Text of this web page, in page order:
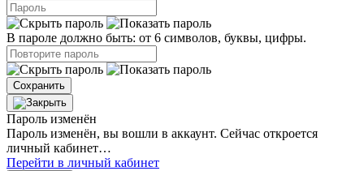
В пароле должно быть: от 6 символов, буквы, цифры.
Сохранить
Пароль изменён
Пароль изменён, вы вошли в аккаунт. Сейчас откроется
личный кабинет…
Перейти в личный кабинет